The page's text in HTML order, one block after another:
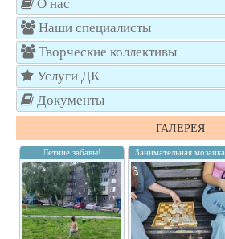
О нас
Наши специалисты
Творческие коллективы
Услуги ДК
Документы
ГАЛЕРЕЯ
Летние забавы! Занимательная мозаика